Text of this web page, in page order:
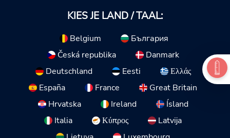
KIES JE LAND / TAAL:
Belgium
България
Česká republika
Danmark
Deutschland
Eesti
Ελλάς
España
France
Great Britain
Hrvatska
Ireland
Ísland
Italia
Κύπρος
Latvija